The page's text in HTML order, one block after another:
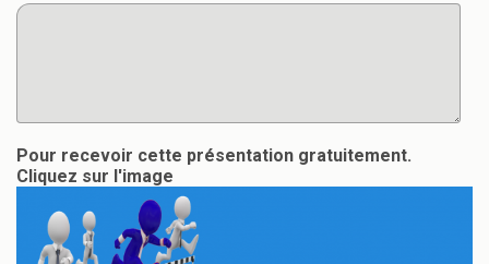
Pour recevoir cette présentation gratuitement.
Cliquez sur l'image